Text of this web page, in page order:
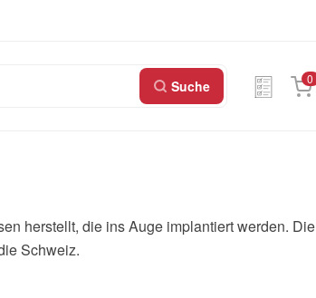
Suche 0
herstellt, die ins Auge implantiert werden. Die
Schweiz.